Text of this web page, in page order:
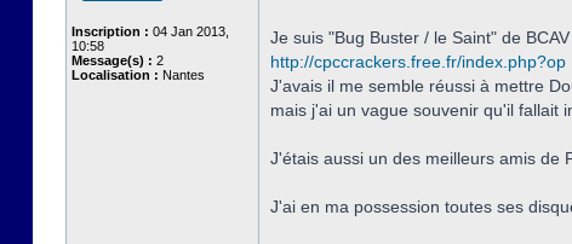
Inscription : 04 Jan 2013,
10:58
Message(s) : 2
Localisation : Nantes
Je suis "Bug Buster / le Saint" de
http://cpccrackers.free.fr/index.php?op
J'avais il me semble réussi à mettre
mais j'ai un vague souvenir qu'il fallait
J'étais aussi un des meilleurs amis de
J'ai en ma possession toutes ses